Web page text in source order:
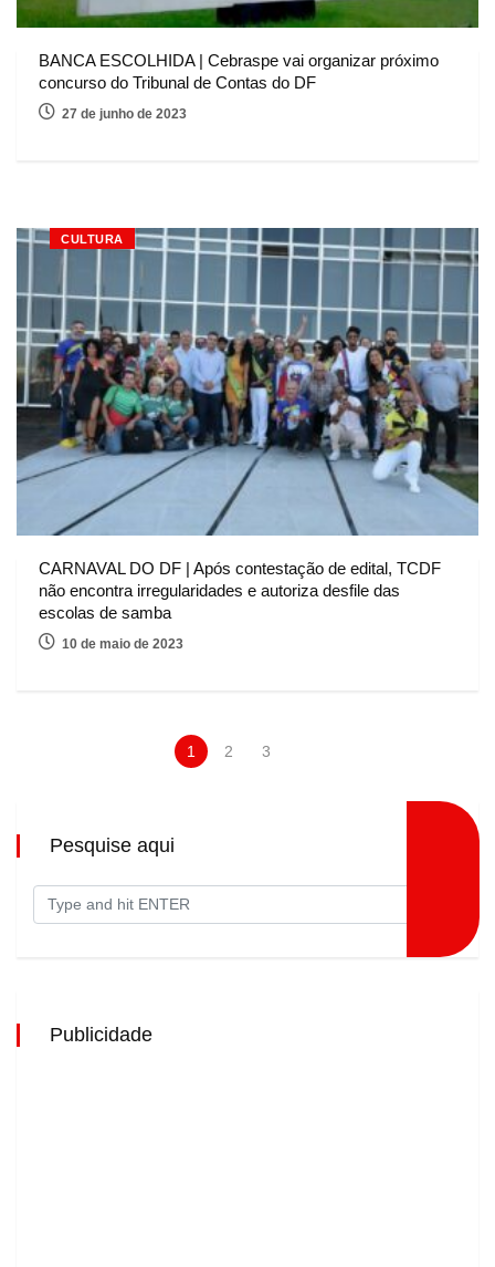
BANCA ESCOLHIDA | Cebraspe vai organizar próximo
concurso do Tribunal de Contas do DF
27 de junho de 2023
CULTURA
CARNAVAL DO DF | Após contestação de edital, TCDF
não encontra irregularidades e autoriza desfile das
escolas de samba
10 de maio de 2023
1 2 3
Pesquise aqui
Publicidade